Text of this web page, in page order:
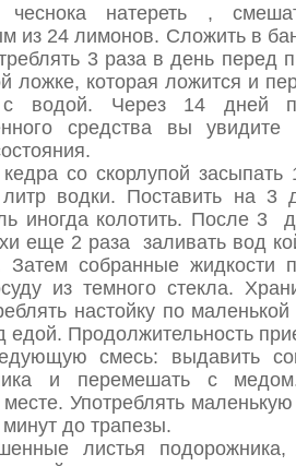
натереть ,
из 24 лимонов. Сложить в
3 раза в день перед
ложке, которая ложится и
водой. Через 14 дней
средства вы увидите
со скорлупой засыпать
водки. Поставить на 3
иногда колотить. После 3
еще 2 раза заливать вод
Затем собранные жидкости
из темного стекла.
настойку по
едой. Продолжительность
смесь: выдавить
и перемешать с
Употреблять
до трапезы.
листья